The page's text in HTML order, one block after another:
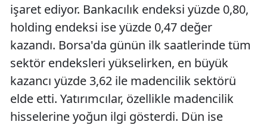
işaret ediyor. Bankacılık endeksi yüzde 0,80,
holding endeksi ise yüzde 0,47 değer
kazandı. Borsa'da günün ilk saatlerinde tüm
sektör endeksleri yükselirken, en büyük
kazancı yüzde 3,62 ile madencilik sektörü
elde etti. Yatırımcılar, özellikle madencilik
hisselerine yoğun ilgi gösterdi. Dün ise